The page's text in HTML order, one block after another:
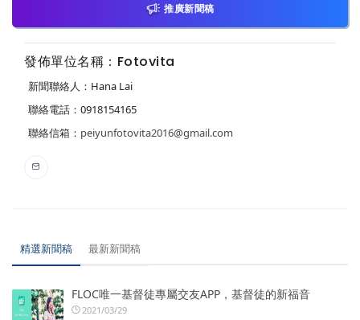
推廣新聞稿
發佈單位名稱：Fotovita
新聞聯絡人：Hana Lai
聯絡電話：0918154165
聯絡信箱： peiyunfotovita2016@gmail.com
精選新聞稿 最新新聞稿
FLOC唯一基督徒專屬交友APP，基督徒的新福音
2021/03/29